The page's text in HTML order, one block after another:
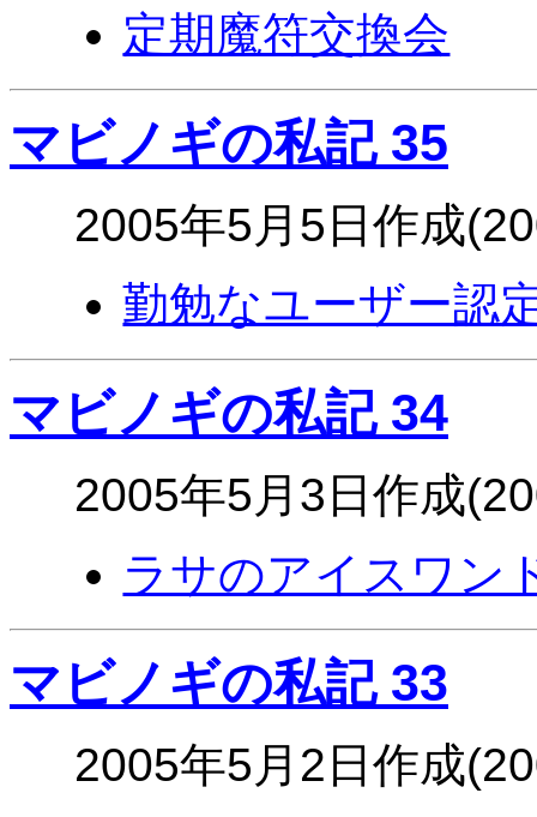
定期魔符交換会
マビノギの私記 35
2005年5月5日作成
勤勉なユーザー認
マビノギの私記 34
2005年5月3日作成
ラサのアイスワン
マビノギの私記 33
2005年5月2日作成